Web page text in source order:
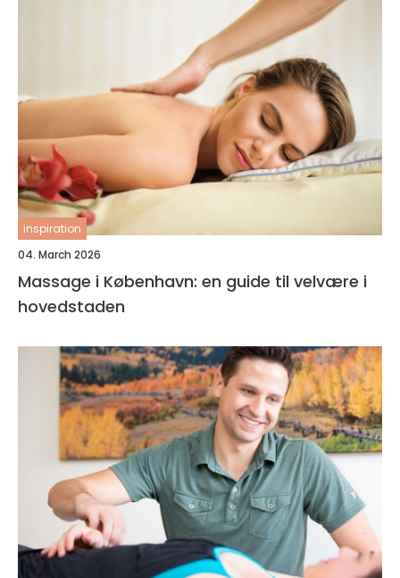
inspiration
04. March 2026
Massage i København: en guide til velvære i
hovedstaden